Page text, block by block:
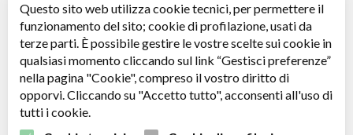
Fax.: +39.0438.656979
E-mail:angelo@promosport-srl.com
Cap. soc. € 50.000,00 i.v.
C.F. / P. IVA: 04361530266 - R.E.A. TV: 343578
Questo sito web utilizza cookie tecnici, per permettere il
funzionamento del sito; cookie di profilazione, usati da
terze parti. È possibile gestire le vostre scelte sui cookie in
qualsiasi momento cliccando sul link “Gestisci preferenze”
nella pagina "Cookie", compreso il vostro diritto di
opporvi. Cliccando su "Accetto tutto", acconsenti all'uso di
tutti i cookie.